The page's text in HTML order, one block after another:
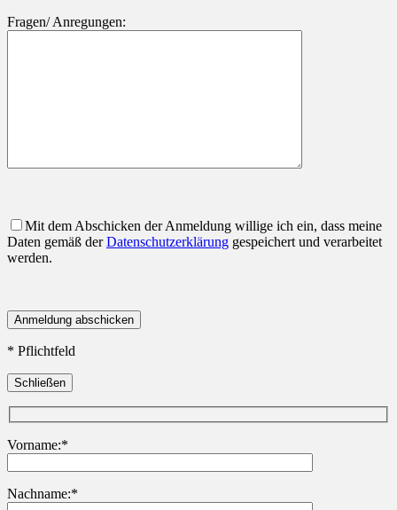
Fragen/ Anregungen:
Mit dem Abschicken der Anmeldung willige ich ein, dass meine
Daten gemäß derDatenschutzerklärung gespeichert und verarbeitet
werden.
* Pflichtfeld
Schließen
Vorname:*
Nachname:*